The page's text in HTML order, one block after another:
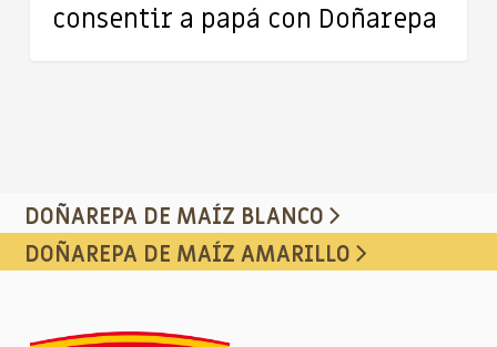
consentir a papá con Doñarepa
DOÑAREPA DE MAÍZ BLANCO
DOÑAREPA DE MAÍZ AMARILLO